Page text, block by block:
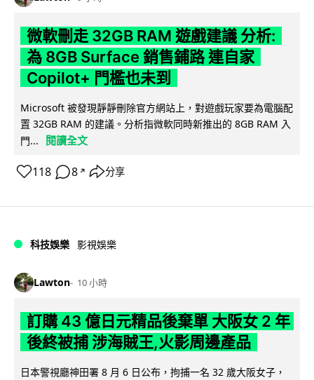
微軟刪走 32GB RAM 遊戲建議 分析:
為 8GB Surface 銷售鋪路 連自家
Copilot+ 門檻也未到
Microsoft 被發現靜靜刪除官方網站上，對遊戲玩家要為電腦配
置 32GB RAM 的建議。分析指微軟同時新推出的 8GB RAM 入
門...
閱讀全文
118 8 ↗ 分享
科技娛樂 影視娛樂
Lawton 10 小時
訂購 43 億日元精品後棄單 大阪女 2 年
後終被捕 涉海賊王,火影周邊產品
日本警視廳神田署 8 月 6 日公布，拘捕一名 32 歲大阪女子，